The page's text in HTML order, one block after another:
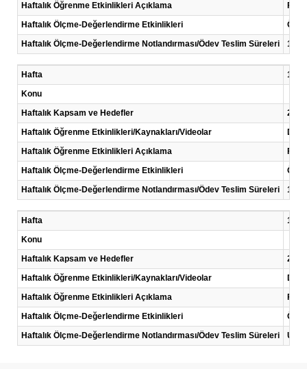
Haftalık Öğrenme Etkinlikleri Açıklama
Haftalık Ölçme-Değerlendirme Etkinlikleri
Haftalık Ölçme-Değerlendirme Notlandırması/Ödev Teslim Süreleri
13.
Hafta
13
Konu
Haftalık Kapsam ve Hedefler
2
Haftalık Öğrenme Etkinlikleri/Kaynakları/Videolar
Haftalık Öğrenme Etkinlikleri Açıklama
Haftalık Ölçme-Değerlendirme Etkinlikleri
Haftalık Ölçme-Değerlendirme Notlandırması/Ödev Teslim Süreleri
14.
Hafta
14
Konu
Haftalık Kapsam ve Hedefler
2
Haftalık Öğrenme Etkinlikleri/Kaynakları/Videolar
Haftalık Öğrenme Etkinlikleri Açıklama
Haftalık Ölçme-Değerlendirme Etkinlikleri
Haftalık Ölçme-Değerlendirme Notlandırması/Ödev Teslim Süreleri
Until